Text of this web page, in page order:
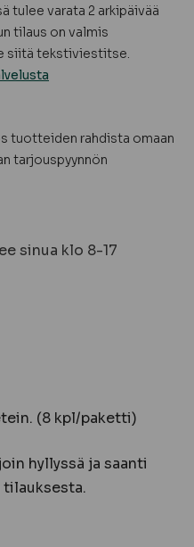
tulee varata 2 arkipäivää
tilaus on valmis
siitä tekstiviestitse.
tuotteiden rahdista omaan
tarjouspyynnön
sinua klo 8-17
(8 kpl/paketti)
hyllyssä ja saanti